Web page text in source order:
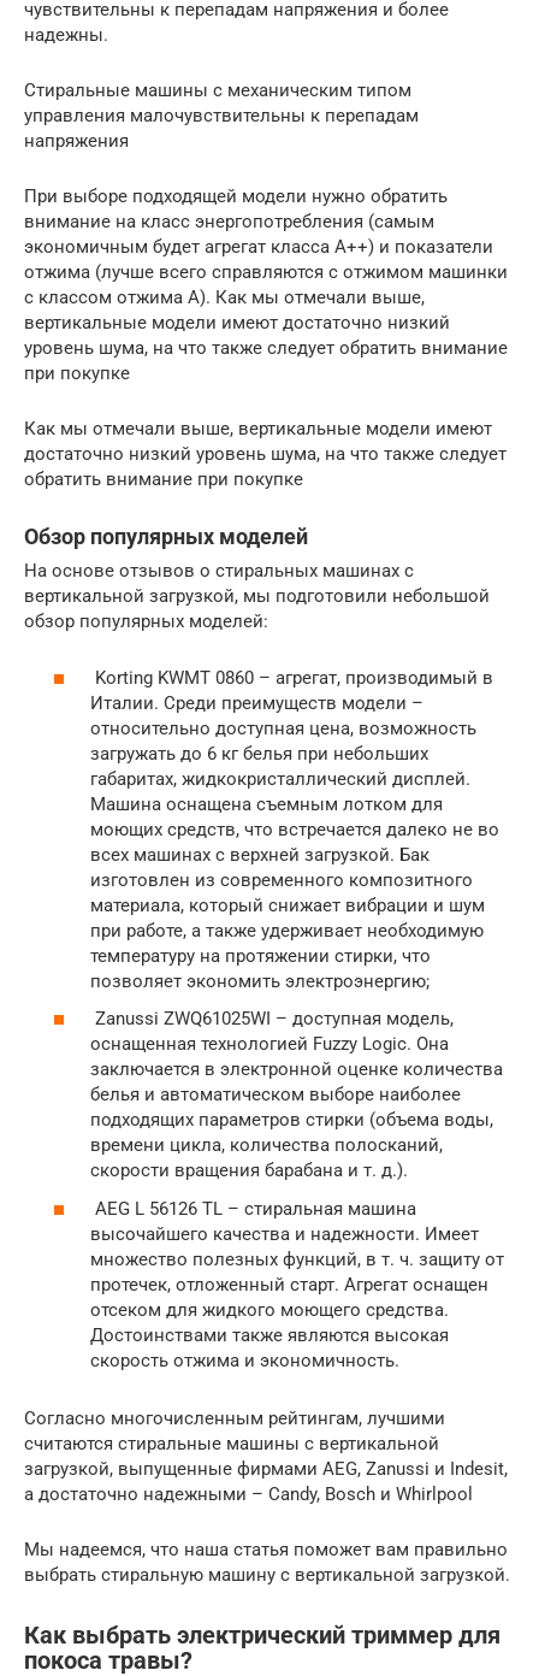
чувствительны к перепадам напряжения и более
надежны.
Стиральные машины с механическим типом
управления малочувствительны к перепадам
напряжения
При выборе подходящей модели нужно обратить
внимание на класс энергопотребления (самым
экономичным будет агрегат класса А++) и показатели
отжима (лучше всего справляются с отжимом машинки
с классом отжима А). Как мы отмечали выше,
вертикальные модели имеют достаточно низкий
уровень шума, на что также следует обратить внимание
при покупке
Как мы отмечали выше, вертикальные модели имеют
достаточно низкий уровень шума, на что также следует
обратить внимание при покупке
Обзор популярных моделей
На основе отзывов о стиральных машинах с
вертикальной загрузкой, мы подготовили небольшой
обзор популярных моделей:
Korting KWMT 0860 – агрегат, производимый в
Италии. Среди преимуществ модели –
относительно доступная цена, возможность
загружать до 6 кг белья при небольших
габаритах, жидкокристаллический дисплей.
Машина оснащена съемным лотком для
моющих средств, что встречается далеко не во
всех машинах с верхней загрузкой. Бак
изготовлен из современного композитного
материала, который снижает вибрации и шум
при работе, а также удерживает необходимую
температуру на протяжении стирки, что
позволяет экономить электроэнергию;
Zanussi ZWQ61025WI – доступная модель,
оснащенная технологией Fuzzy Logic. Она
заключается в электронной оценке количества
белья и автоматическом выборе наиболее
подходящих параметров стирки (объема воды,
времени цикла, количества полосканий,
скорости вращения барабана и т. д.).
AEG L 56126 TL – стиральная машина
высочайшего качества и надежности. Имеет
множество полезных функций, в т. ч. защиту от
протечек, отложенный старт. Агрегат оснащен
отсеком для жидкого моющего средства.
Достоинствами также являются высокая
скорость отжима и экономичность.
Согласно многочисленным рейтингам, лучшими
считаются стиральные машины с вертикальной
загрузкой, выпущенные фирмами AEG, Zanussi и Indesit,
а достаточно надежными – Candy, Bosch и Whirlpool
Мы надеемся, что наша статья поможет вам правильно
выбрать стиральную машину с вертикальной загрузкой.
Как выбрать электрический триммер для
покоса травы?